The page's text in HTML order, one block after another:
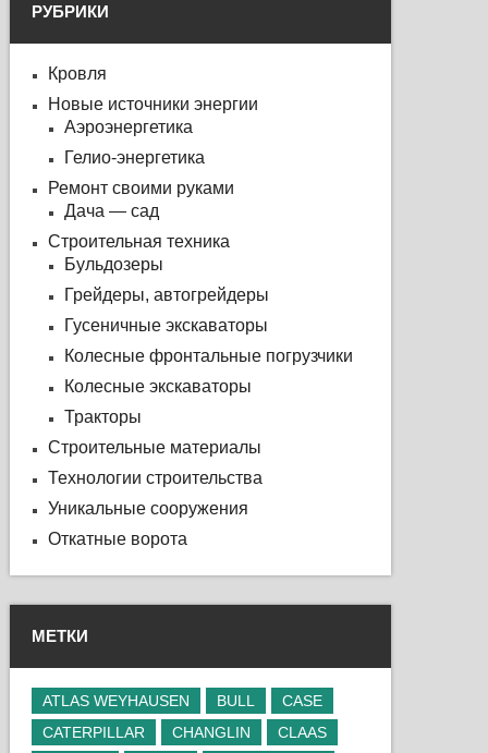
РУБРИКИ
Кровля
Новые источники энергии
Аэроэнергетика
Гелио-энергетика
Ремонт своими руками
Дача — сад
Строительная техника
Бульдозеры
Грейдеры, автогрейдеры
Гусеничные экскаваторы
Колесные фронтальные погрузчики
Колесные экскаваторы
Тракторы
Строительные материалы
Технологии строительства
Уникальные сооружения
Откатные ворота
МЕТКИ
ATLAS WEYHAUSEN BULL
CASE
CATERPILLAR
CHANGLIN
CLAAS